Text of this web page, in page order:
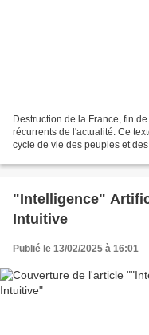
Destruction de la France, fin
récurrents de l'actualité. Ce
cycle de vie des peuples et
"Intelligence"
Intuitive
Publié le 13/02/2025 à 16:01